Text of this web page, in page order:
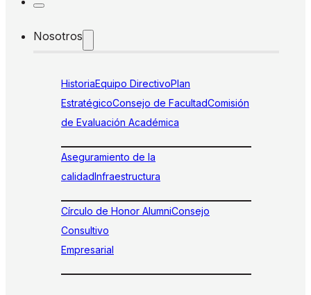
Nosotros
HistoriaEquipo DirectivoPlan
EstratégicoConsejo de FacultadComisión
de Evaluación Académica
Aseguramiento de la
calidadInfraestructura
Círculo de Honor AlumniConsejo
Consultivo
Empresarial